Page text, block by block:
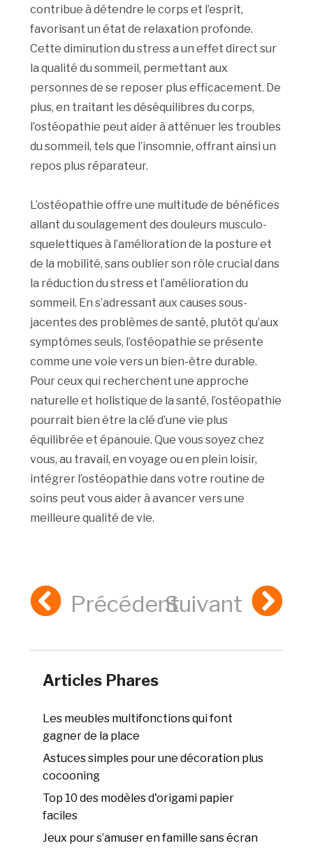
contribue à détendre le corps et l’esprit,
favorisant un état de relaxation profonde.
Cette diminution du stress a un effet direct sur
la qualité du sommeil, permettant aux
personnes de se reposer plus efficacement. De
plus, en traitant les déséquilibres du corps,
l’ostéopathie peut aider à atténuer les troubles
du sommeil, tels que l’insomnie, offrant ainsi un
repos plus réparateur.
L’ostéopathie offre une multitude de bénéfices
allant du soulagement des douleurs musculo-
squelettiques à l’amélioration de la posture et
de la mobilité, sans oublier son rôle crucial dans
la réduction du stress et l’amélioration du
sommeil. En s’adressant aux causes sous-
jacentes des problèmes de santé, plutôt qu’aux
symptômes seuls, l’ostéopathie se présente
comme une voie vers un bien-être durable.
Pour ceux qui recherchent une approche
naturelle et holistique de la santé, l’ostéopathie
pourrait bien être la clé d’une vie plus
équilibrée et épanouie. Que vous soyez chez
vous, au travail, en voyage ou en plein loisir,
intégrer l’ostéopathie dans votre routine de
soins peut vous aider à avancer vers une
meilleure qualité de vie.
PrécédentSuivant
Articles Phares
Les meubles multifonctions qui font
gagner de la place
Astuces simples pour une décoration plus
cocooning
Top 10 des modèles d'origami papier
faciles
Jeux pour s’amuser en famille sans écran